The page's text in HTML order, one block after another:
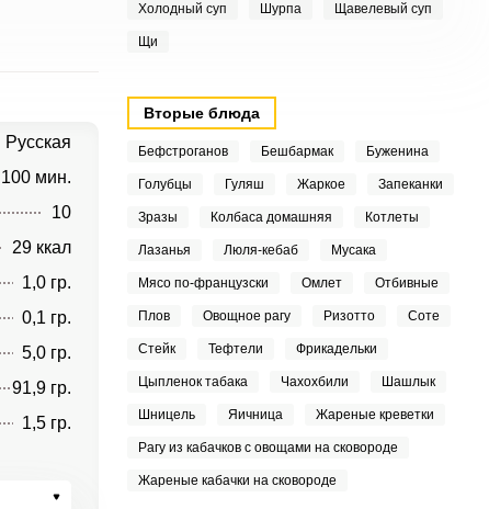
Русская
100 мин.
10
29 ккал
1,0 гр.
0,1 гр.
5,0 гр.
91,9 гр.
1,5 гр.
Холодный суп Шурпа Щавелевый суп
Щи
Вторые блюда
Бефстроганов Бешбармак Буженина
Голубцы Гуляш Жаркое Запеканки
Зразы Колбаса домашняя Котлеты
Лазанья Люля-кебаб Мусака
Мясо по-французски Омлет Отбивные
Плов Овощное рагу Ризотто Соте
Стейк Тефтели Фрикадельки
Цыпленок табака Чахохбили Шашлык
Шницель Яичница Жареные креветки
Рагу из кабачков с овощами на сковороде
Жареные кабачки на сковороде